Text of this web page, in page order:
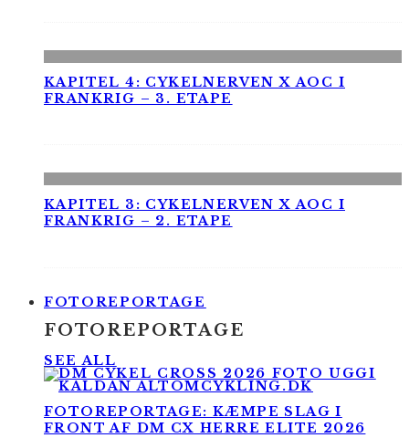
KAPITEL 4: CYKELNERVEN X AOC I
FRANKRIG – 3. ETAPE
KAPITEL 3: CYKELNERVEN X AOC I
FRANKRIG – 2. ETAPE
FOTOREPORTAGE
FOTOREPORTAGE
SEE ALL
FOTOREPORTAGE: KÆMPE SLAG I
FRONT AF DM CX HERRE ELITE 2026